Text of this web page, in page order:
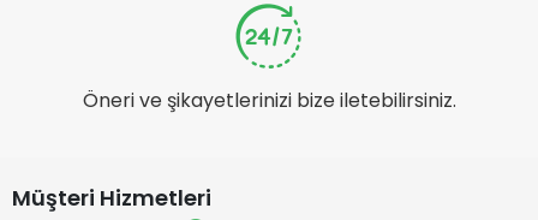
Öneri ve şikayetlerinizi bize iletebilirsiniz.
Müşteri Hizmetleri